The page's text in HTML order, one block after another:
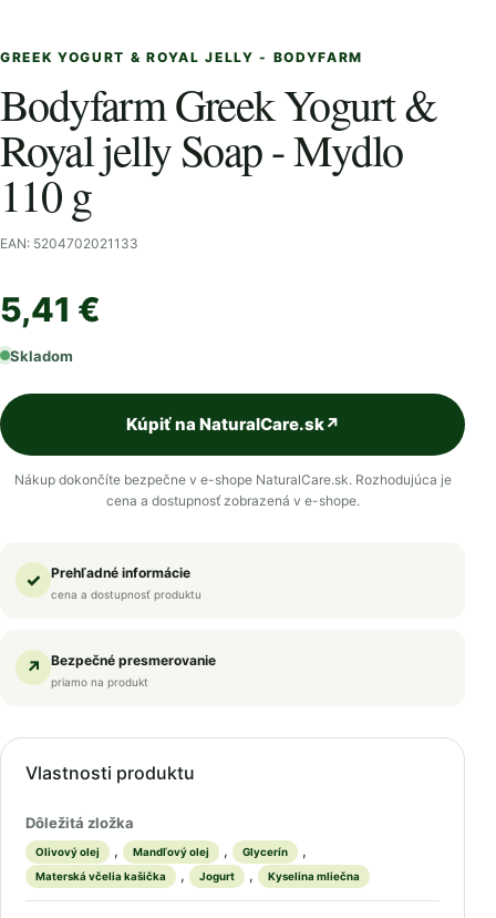
GREEK YOGURT & ROYAL JELLY - BODYFARM
Bodyfarm Greek Yogurt &
Royal jelly Soap - Mydlo
110 g
EAN: 5204702021133
5,41 €
Skladom
Kúpiť na NaturalCare.sk↗
Nákup dokončíte bezpečne v e-shope NaturalCare.sk. Rozhodujúca je
cena a dostupnosť zobrazená v e-shope.
✓ Prehľadné informácie
cena a dostupnosť produktu
↗ Bezpečné presmerovanie
priamo na produkt
Vlastnosti produktu
Dôležitá zložka
Olivový olej , Mandľový olej , Glycerín ,
Materská včelia kašička , Jogurt , Kyselina mliečna